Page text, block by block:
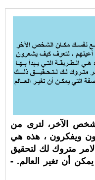
الآخر، لترى من
ويفكرون ، هذه هي
متروك لك لتحقيق
أن تغير العالم. -